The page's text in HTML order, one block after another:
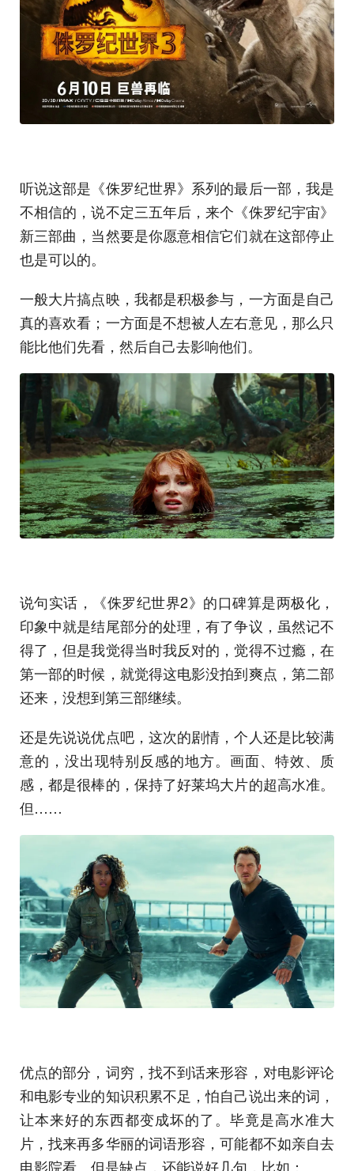
听说这部是《侏罗纪世界》系列的最后一部，我是
不相信的，说不定三五年后，来个《侏罗纪宇宙》
新三部曲，当然要是你愿意相信它们就在这部停止
也是可以的。
一般大片搞点映，我都是积极参与，一方面是自己
真的喜欢看；一方面是不想被人左右意见，那么只
能比他们先看，然后自己去影响他们。
说句实话，《侏罗纪世界2》的口碑算是两极化，
印象中就是结尾部分的处理，有了争议，虽然记不
得了，但是我觉得当时我反对的，觉得不过瘾，在
第一部的时候，就觉得这电影没拍到爽点，第二部
还来，没想到第三部继续。
还是先说说优点吧，这次的剧情，个人还是比较满
意的，没出现特别反感的地方。画面、特效、质
感，都是很棒的，保持了好莱坞大片的超高水准。
但……
优点的部分，词穷，找不到话来形容，对电影评论
和电影专业的知识积累不足，怕自己说出来的词，
让本来好的东西都变成坏的了。毕竟是高水准大
片，找来再多华丽的词语形容，可能都不如亲自去
电影院看。但是缺点，还能说好几句，比如：